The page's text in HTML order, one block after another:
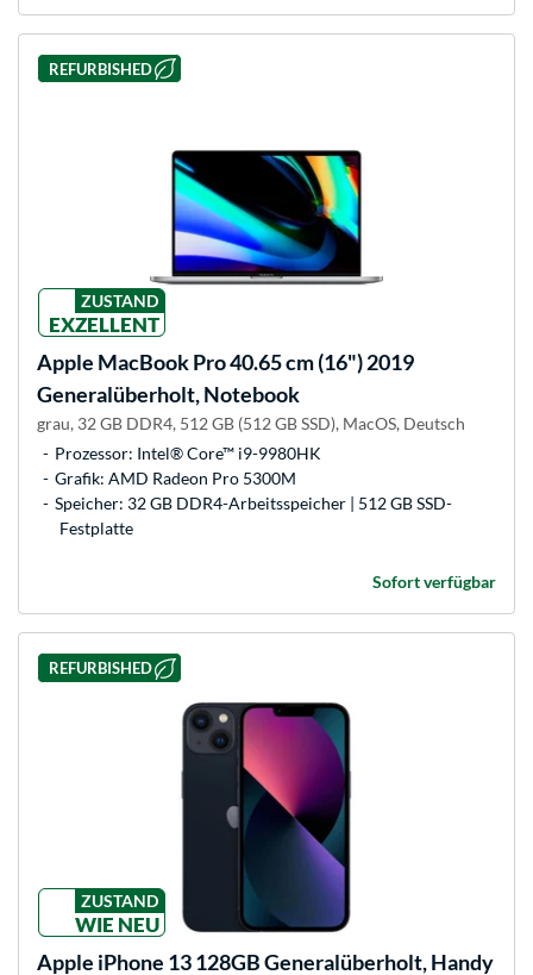
REFURBISHED
ZUSTAND
EXZELLENT
Apple MacBook Pro 40.65 cm (16") 2019
Generalüberholt, Notebook
grau, 32 GB DDR4, 512 GB (512 GB SSD), MacOS, Deutsch
Prozessor: Intel® Core™ i9-9980HK
Grafik: AMD Radeon Pro 5300M
Speicher: 32 GB DDR4-Arbeitsspeicher | 512 GB SSD-
Festplatte
Sofort verfügbar
REFURBISHED
ZUSTAND
WIE NEU
Apple iPhone 13 128GB Generalüberholt, Handy